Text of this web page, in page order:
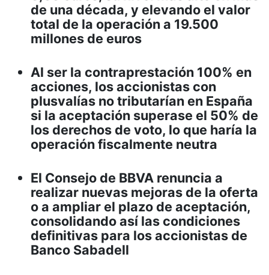
de una década, y elevando el valor
total de la operación a 19.500
millones de euros
Al ser la contraprestación 100% en
acciones, los accionistas con
plusvalías no tributarían en España
si la aceptación superase el 50% de
los derechos de voto, lo que haría la
operación fiscalmente neutra
El Consejo de BBVA renuncia a
realizar nuevas mejoras de la oferta
o a ampliar el plazo de aceptación,
consolidando así las condiciones
definitivas para los accionistas de
Banco Sabadell